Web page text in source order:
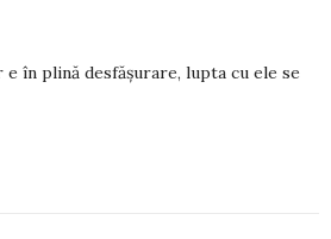
în plină desfăşurare, lupta cu ele se